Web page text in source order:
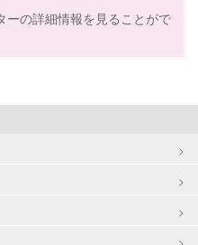
ーの詳細情報を見ることがで